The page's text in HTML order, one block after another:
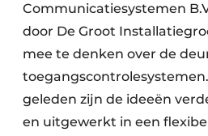
Communicatiesystemen
door De Groot
mee te denken over de
geleden zijn de ideeën
en uitgewerkt in een